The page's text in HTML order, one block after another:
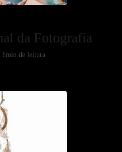
da Fotografia
1min de leitura